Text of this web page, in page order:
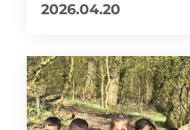
2026.04.20